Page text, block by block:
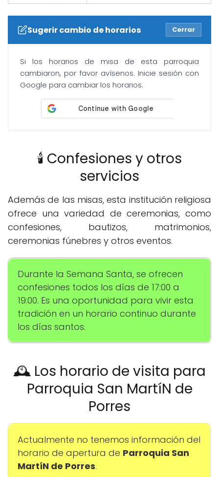
Sugerir cambio de horarios Cerrar
Si los horarios de misa de esta parroquia
cambiaron, por favor avísenos. Inicie sesión con
Google para cambiar los horarios.
🕯️ Confesiones y otros
servicios
Además de las misas, esta institución religiosa
ofrece una variedad de ceremonias, como
confesiones, bautizos, matrimonios,
ceremonias fúnebres y otros eventos.
Durante la Semana Santa, se ofrecen
confesiones todos los días de 17:00 a
19:00. Es una oportunidad para vivir esta
tradición en un horario continuo durante
los días santos.
🕰️ Los horario de visita para
Parroquia San Martí­N de
Porres
Actualmente no tenemos información del
horario de apertura de Parroquia San
Martí­N de Porres.